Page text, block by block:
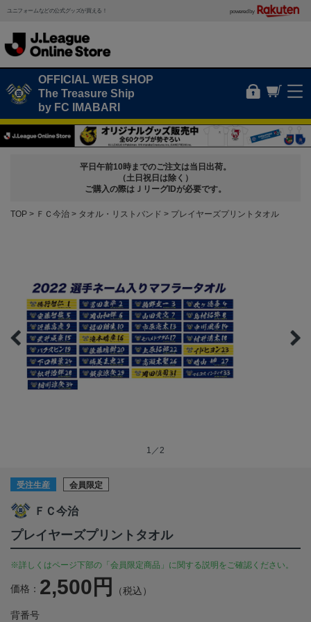
ユニフォームなどの公式グッズが買える！ powered by
OFFICIAL WEB SHOP
The Treasure Ship
by FC IMABARI
平日午前10時までのご注文は当日出荷。
（土日祝日は除く）
ご購入の際はＪリーグIDが必要です。
TOP ＦＣ今治 タオル・リストバンド プレイヤーズプリントタオル
1／2
受注生産 会員限定
ＦＣ今治
プレイヤーズプリントタオル
※詳しくはページ下部の「会員限定商品」に関する説明をご確認ください。
価格： 2,500円 （税込）
背番号